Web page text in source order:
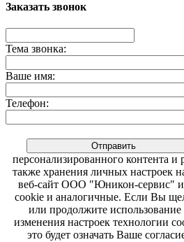
Заказать звонок
Тема звонка:
Ваше имя:
Телефон:
персонализированного контента
также хранения личных настроек
веб-сайт ООО "Юникон-сервис"
cookie и аналогичные. Если Вы
или продолжите использование
изменения настроек технологии
это будет означать Ваше